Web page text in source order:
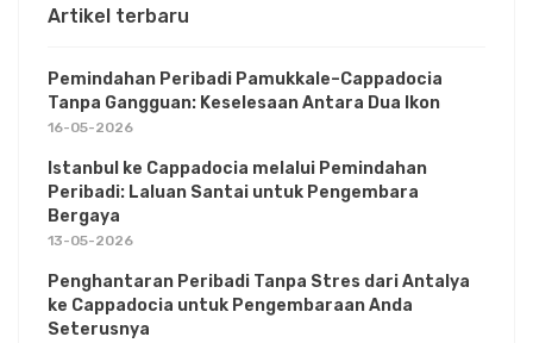
Artikel terbaru
Pemindahan Peribadi Pamukkale–Cappadocia
Tanpa Gangguan: Keselesaan Antara Dua Ikon
16-05-2026
Istanbul ke Cappadocia melalui Pemindahan
Peribadi: Laluan Santai untuk Pengembara
Bergaya
13-05-2026
Penghantaran Peribadi Tanpa Stres dari Antalya
ke Cappadocia untuk Pengembaraan Anda
Seterusnya